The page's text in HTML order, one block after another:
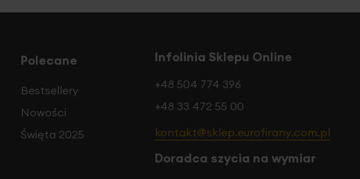
Polecane
Bestsellery
Nowości
Święta 2025
Infolinia Sklepu Online
+48 504 774 396
+48 33 472 55 00
kontakt@sklep.eurofirany.com.pl
Doradca szycia na wymiar